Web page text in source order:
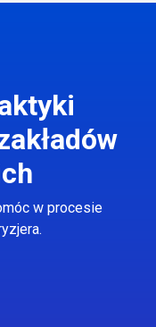
w procesie